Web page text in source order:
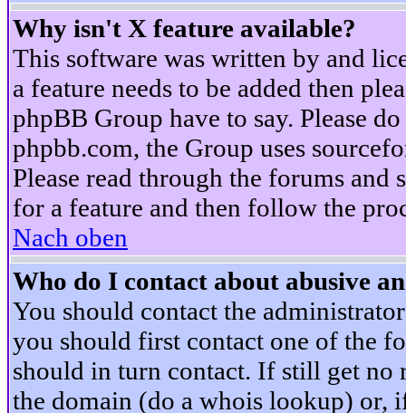
Why isn't X feature available?
This software was written by and
a feature needs to be added then
phpBB Group have to say. Please
phpbb.com, the Group uses
Please read through the forums
for a feature and then follow the
Nach oben
Who do I contact about abusive
You should contact the
you should first contact one of the
should in turn contact. If still get no
the domain (do a whois lookup) or,